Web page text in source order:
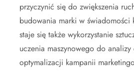
przyczynić się do zwiększenia
budowania marki w świadomości
staje się także wykorzystanie
uczenia maszynowego do
optymalizacji kampanii